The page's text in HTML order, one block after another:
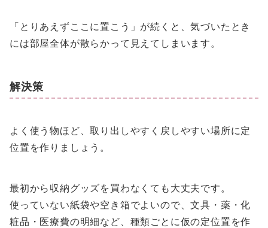
「とりあえずここに置こう」が続くと、気づいたとき
には部屋全体が散らかって見えてしまいます。
解決策
よく使う物ほど、取り出しやすく戻しやすい場所に定
位置を作りましょう。
最初から収納グッズを買わなくても大丈夫です。
使っていない紙袋や空き箱でよいので、文具・薬・化
粧品・医療費の明細など、種類ごとに仮の定位置を作